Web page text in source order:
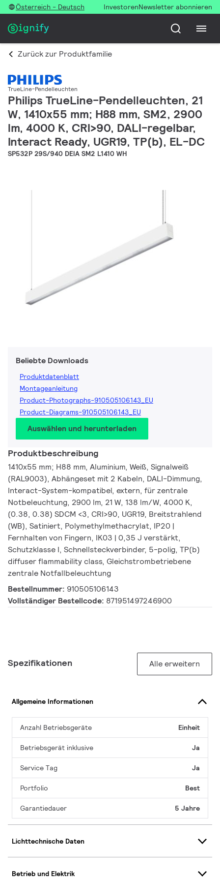
Österreich - Deutsch InvestorenNewsletter abonnieren
Zurück zur Produktfamilie
TrueLine-Pendelleuchten
Philips TrueLine-Pendelleuchten, 21
W, 1410x55 mm; H88 mm, SM2, 2900
lm, 4000 K, CRI>90, DALI-regelbar,
Interact Ready, UGR19, TP(b), EL-DC
SP532P 29S/940 DEIA SM2 L1410 WH
Beliebte Downloads
Produktdatenblatt
Montageanleitung
Product-Photographs-910505106143_EU
Product-Diagrams-910505106143_EU
Auswählen und herunterladen
Produktbeschreibung
1410x55 mm; H88 mm, Aluminium, Weiß, Signalweiß
(RAL9003), Abhängeset mit 2 Kabeln, DALI-Dimmung,
Interact-System-kompatibel, extern, für zentrale
Notbeleuchtung, 2900 lm, 21 W, 138 lm/W, 4000 K,
(0.38, 0.38) SDCM <3, CRI>90, UGR19, Breitstrahlend
(WB), Satiniert, Polymethylmethacrylat, IP20 |
Fernhalten von Fingern, IK03 | 0,35 J verstärkt,
Schutzklasse I, Schnellsteckverbinder, 5-polig, TP(b)
diffuser flammability class, Gleichstrombetriebene
zentrale Notfallbeleuchtung
Bestellnummer: 910505106143
Vollständiger Bestellcode: 871951497246900
Spezifikationen Alle erweitern
Allgemeine Informationen
Anzahl Betriebsgeräte Einheit
Betriebsgerät inklusive Ja
Service Tag Ja
Portfolio Best
Garantiedauer 5 Jahre
Lichttechnische Daten
Betrieb und Elektrik